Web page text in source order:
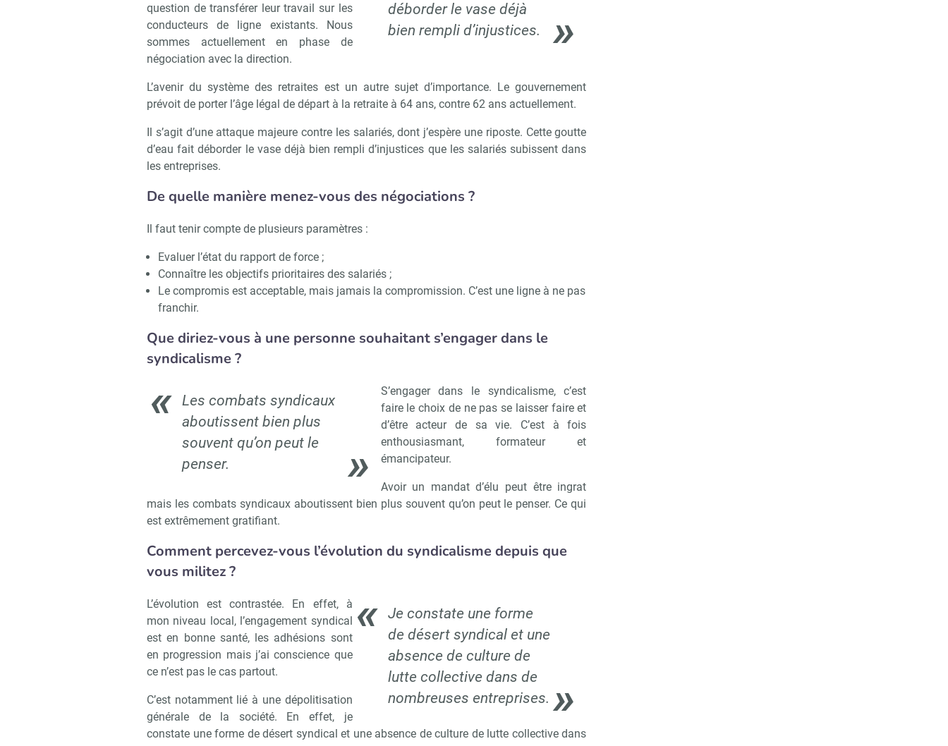
déborder le vase déjà
bien rempli d’injustices.
question de transférer leur travail sur les
conducteurs de ligne existants. Nous
sommes actuellement en phase de
négociation avec la direction.
L’avenir du système des retraites est un autre sujet d’importance. Le gouvernement
prévoit de porter l’âge légal de départ à la retraite à 64 ans, contre 62 ans actuellement.
Il s’agit d’une attaque majeure contre les salariés, dont j’espère une riposte. Cette goutte
d’eau fait déborder le vase déjà bien rempli d’injustices que les salariés subissent dans
les entreprises.
De quelle manière menez-vous des négociations ?
Il faut tenir compte de plusieurs paramètres :
Evaluer l’état du rapport de force ;
Connaître les objectifs prioritaires des salariés ;
Le compromis est acceptable, mais jamais la compromission. C’est une ligne à ne pas
franchir.
Que diriez-vous à une personne souhaitant s’engager dans le
syndicalisme ?
Les combats syndicaux
aboutissent bien plus
souvent qu’on peut le
penser.
S’engager dans le syndicalisme, c’est
faire le choix de ne pas se laisser faire et
d’être acteur de sa vie. C’est à fois
enthousiasmant, formateur et
émancipateur.
Avoir un mandat d’élu peut être ingrat
mais les combats syndicaux aboutissent bien plus souvent qu’on peut le penser. Ce qui
est extrêmement gratifiant.
Comment percevez-vous l’évolution du syndicalisme depuis que
vous militez ?
Je constate une forme
de désert syndical et une
absence de culture de
lutte collective dans de
nombreuses entreprises.
L’évolution est contrastée. En effet, à
mon niveau local, l’engagement syndical
est en bonne santé, les adhésions sont
en progression mais j’ai conscience que
ce n’est pas le cas partout.
C’est notamment lié à une dépolitisation
générale de la société. En effet, je
constate une forme de désert syndical et une absence de culture de lutte collective dans